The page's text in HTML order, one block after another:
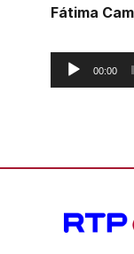
Fátima
Reprodutor
de
00:00